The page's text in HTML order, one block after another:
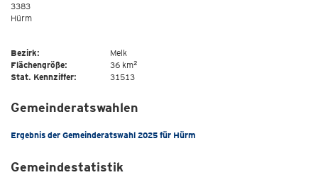
3383
Hürm
Bezirk:
Melk
Flächengröße:
36 km2
Stat. Kennziffer: 31513
Gemeinderatswahlen
Ergebnis der Gemeinderatswahl 2025 für Hürm
Gemeindestatistik